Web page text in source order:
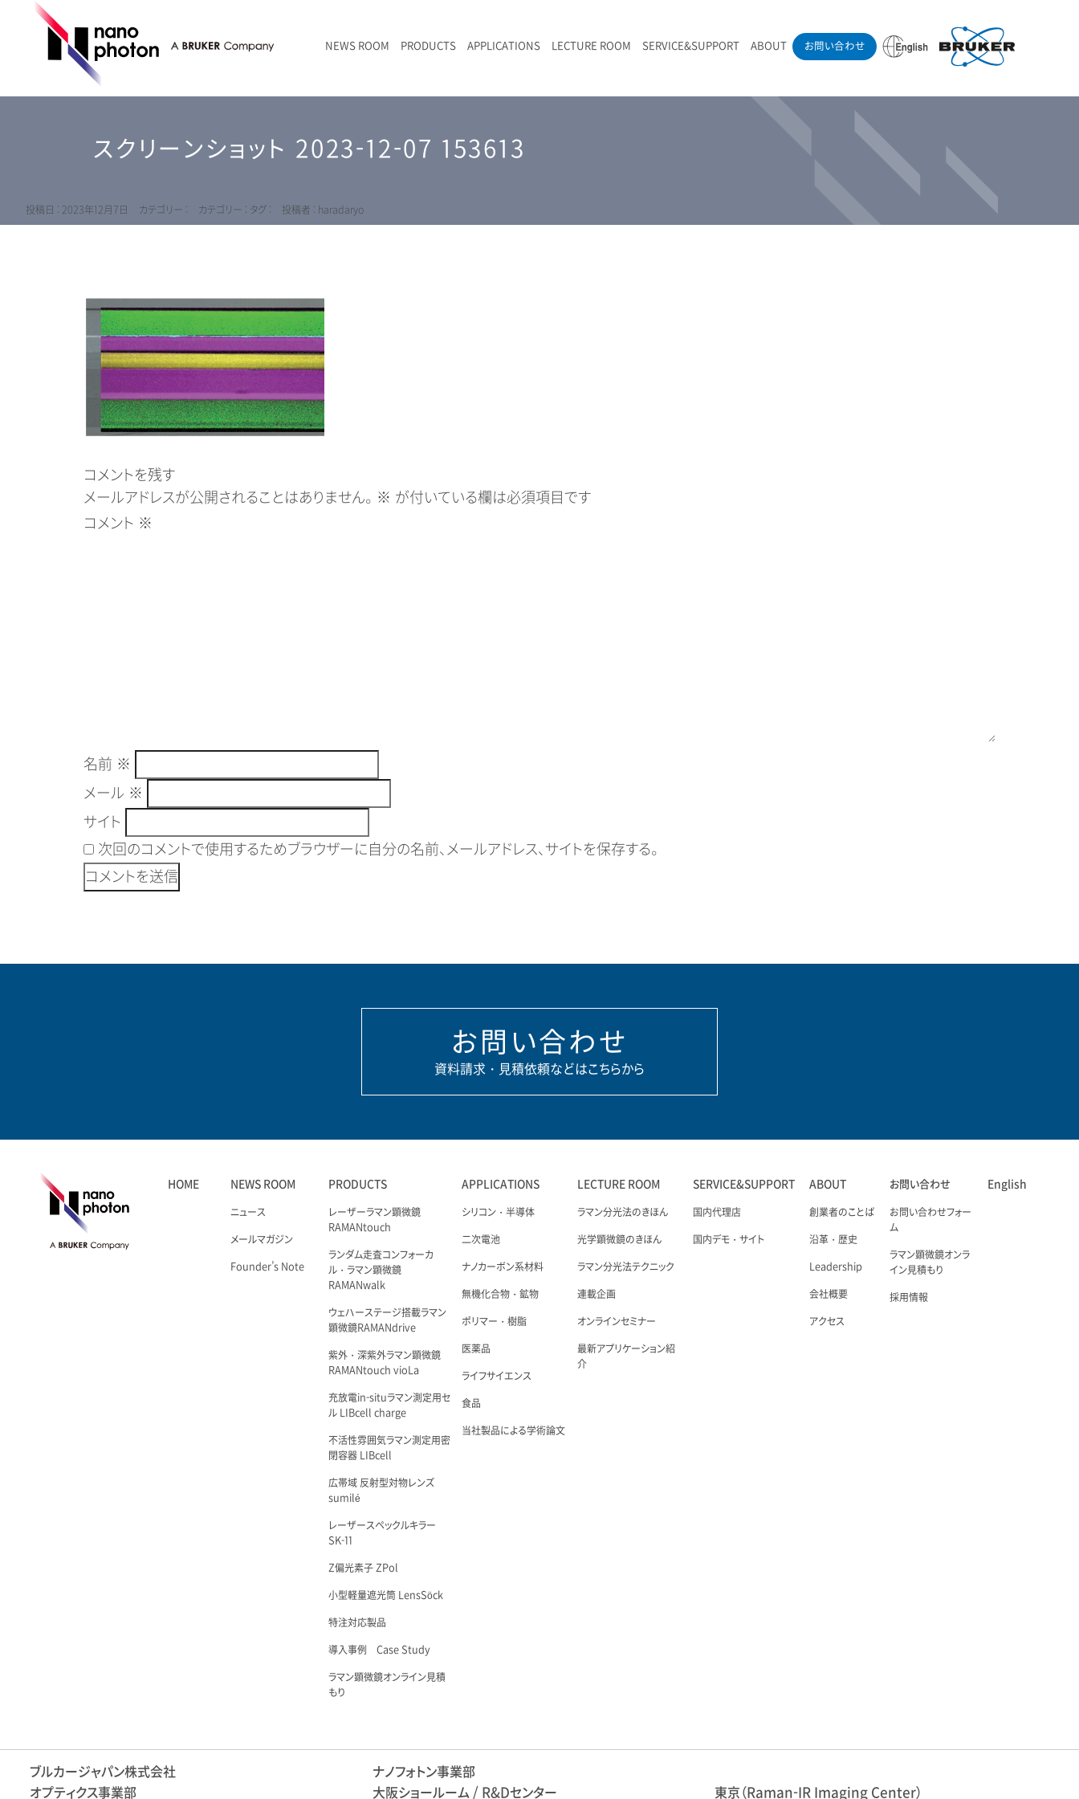
NEWS ROOM PRODUCTS
RAMANdrive | ウェハーステージ搭載ラマン顕微鏡
RAMANtouch vioLa | 紫外・深紫外ラマン顕微鏡
LIBcell charge | 充放電in-situラマン測定用セル
LIBcell | 不活性雰囲気ラマン測定用密閉容器
RAMAN顕微鏡オンライン見積もり
APPLICATIONS
無機化合物・鉱物
ポリマー（高分子）・樹脂
LECTURE ROOM
オンラインセミナー
SERVICE&SUPPORT ABOUT
アクセス
お問い合わせ
スクリーンショット 2023-12-07 153613
投稿日 : 2023年12月7日 カテゴリー : カテゴリー : タグ : 投稿者 : haradaryo
コメントを残す
メールアドレスが公開されることはありません。 ※ が付いている欄は必須項目です
コメント ※
名前 ※
メール ※
サイト
次回のコメントで使用するためブラウザーに自分の名前、メールアドレス、サイトを保存する。
お問い合わせ
資料請求・見積依頼などはこちらから
HOME NEWS ROOM
ニュース
メールマガジン
Founder’s Note
PRODUCTS
レーザーラマン顕微鏡
RAMANtouch
ランダム走査コンフォーカ
ル・ラマン顕微鏡
RAMANwalk
ウェハーステージ搭載ラマン
顕微鏡RAMANdrive
紫外・深紫外ラマン顕微鏡
RAMANtouch vioLa
充放電in-situラマン測定用セ
ル LIBcell charge
不活性雰囲気ラマン測定用密
閉容器 LIBcell
広帯域 反射型対物レンズ
sumilé
レーザースペックルキラー
SK-11
Z偏光素子 ZPol
小型軽量遮光筒 LensSöck
特注対応製品
導入事例 Case Study
ラマン顕微鏡オンライン見積
もり
APPLICATIONS
シリコン・半導体
二次電池
ナノカーボン系材料
無機化合物・鉱物
ポリマー・樹脂
医薬品
ライフサイエンス
食品
当社製品による学術論文
LECTURE ROOM
ラマン分光法のきほん
光学顕微鏡のきほん
ラマン分光法テクニック
連載企画
オンラインセミナー
最新アプリケーション紹
介
SERVICE&SUPPORT
国内代理店
国内デモ・サイト
ABOUT
創業者のことば
沿革・歴史
Leadership
会社概要
アクセス
お問い合わせ
お問い合わせフォー
ム
ラマン顕微鏡オンラ
イン見積もり
採用情報
English
ブルカージャパン株式会社
オプティクス事業部
ナノフォトン事業部
大阪ショールーム / R&Dセンター
東京（Raman-IR Imaging Center）